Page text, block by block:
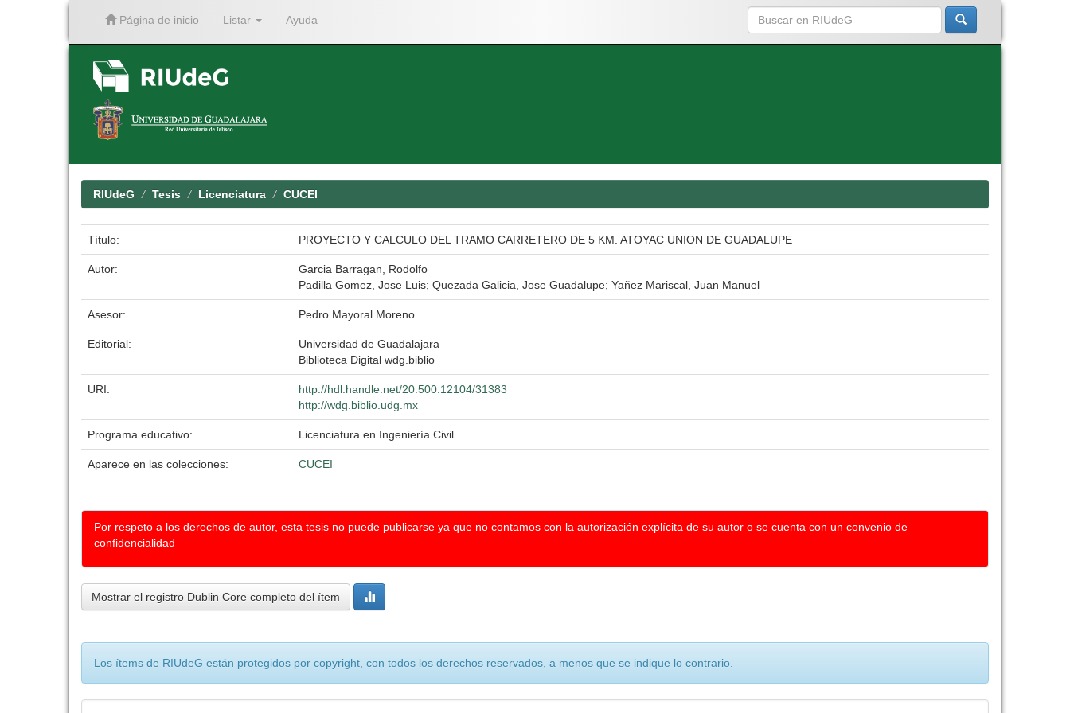
Página de inicio Listar Ayuda
RIUdeG Tesis Licenciatura CUCEI
Título: PROYECTO Y CALCULO DEL TRAMO CARRETERO DE 5 KM. ATOYAC UNION DE GUADALUPE
Autor:
Garcia Barragan, Rodolfo
Padilla Gomez, Jose Luis; Quezada Galicia, Jose Guadalupe; Yañez Mariscal, Juan Manuel
Asesor: Pedro Mayoral Moreno
Editorial:
Universidad de Guadalajara
Biblioteca Digital wdg.biblio
URI:
http://hdl.handle.net/20.500.12104/31383
http://wdg.biblio.udg.mx
Programa educativo: Licenciatura en Ingeniería Civil
Aparece en las colecciones: CUCEI
Por respeto a los derechos de autor, esta tesis no puede publicarse ya que no contamos con la autorización explícita de su autor o se cuenta con un convenio de
confidencialidad
Mostrar el registro Dublin Core completo del ítem
Los ítems de RIUdeG están protegidos por copyright, con todos los derechos reservados, a menos que se indique lo contrario.